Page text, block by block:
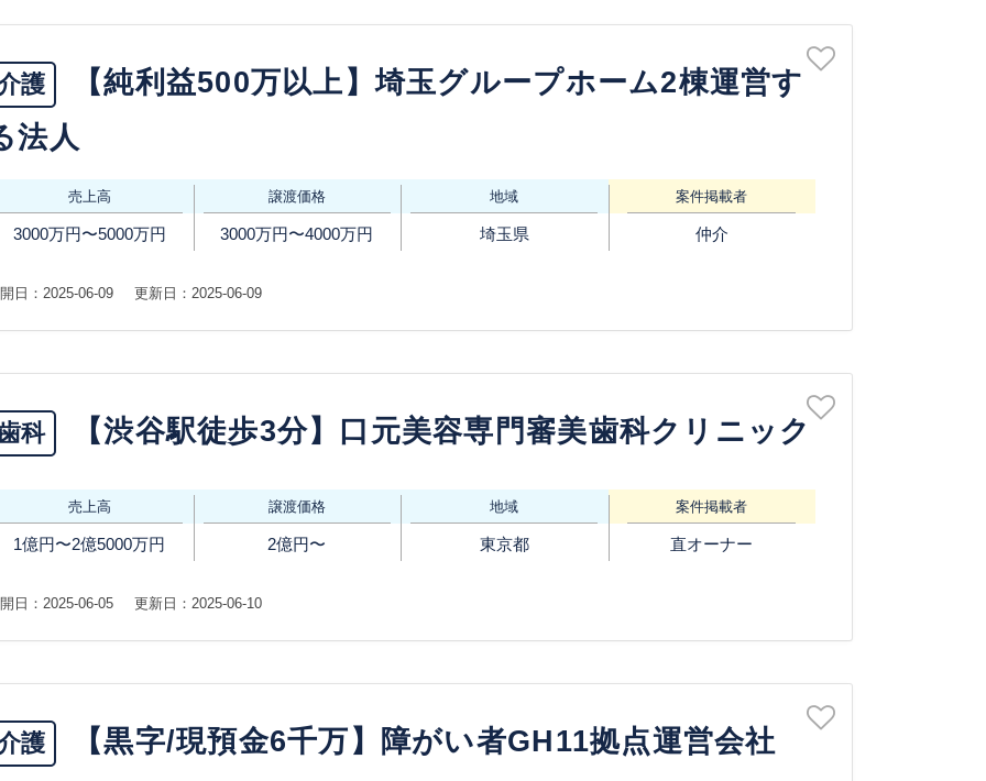
護
【純利益500万以上】埼玉グループホーム2棟運営す
法人
売上高
3000万円〜5000万円
譲渡価格
3000万円〜4000万円
地域
埼玉県
案件掲載者
仲介
日：2025-06-09 更新日：2025-06-09
科 【渋谷駅徒歩3分】口元美容専門審美歯科クリニック
売上高
1億円〜2億5000万円
譲渡価格
2億円〜
地域
東京都
案件掲載者
直オーナー
日：2025-06-05 更新日：2025-06-10
護 【黒字/現預金6千万】障がい者GH11拠点運営会社